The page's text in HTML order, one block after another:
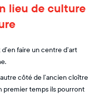
lieu de culture
faire un centre d’art
côté de l’ancien cloître
premier temps ils pourront